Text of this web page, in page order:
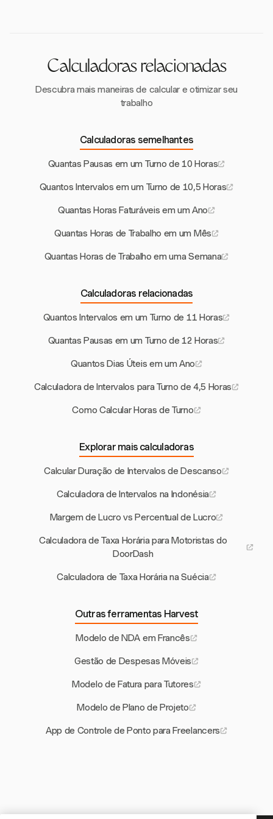
protegem os menores.
Calculadoras relacionadas
Descubra mais maneiras de calcular e otimizar seu
trabalho
Calculadoras semelhantes
Quantas Pausas em um Turno de 10 Horas
Quantos Intervalos em um Turno de 10,5 Horas
Quantas Horas Faturáveis em um Ano
Quantas Horas de Trabalho em um Mês
Quantas Horas de Trabalho em uma Semana
Calculadoras relacionadas
Quantos Intervalos em um Turno de 11 Horas
Quantas Pausas em um Turno de 12 Horas
Quantos Dias Úteis em um Ano
Calculadora de Intervalos para Turno de 4,5 Horas
Como Calcular Horas de Turno
Explorar mais calculadoras
Calcular Duração de Intervalos de Descanso
Calculadora de Intervalos na Indonésia
Margem de Lucro vs Percentual de Lucro
Calculadora de Taxa Horária para Motoristas do
DoorDash
Calculadora de Taxa Horária na Suécia
Outras ferramentas Harvest
Modelo de NDA em Francês
Gestão de Despesas Móveis
Modelo de Fatura para Tutores
Modelo de Plano de Projeto
App de Controle de Ponto para Freelancers